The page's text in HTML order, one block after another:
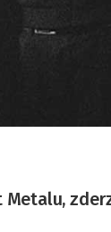
Metalu,